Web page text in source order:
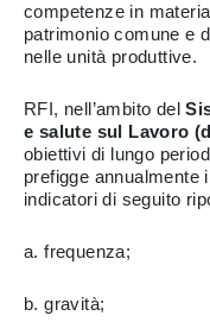
competenze in
patrimonio comune e
nelle unità produttive.
RFI, nell’ambito del
e salute sul Lavoro
obiettivi di lungo
prefigge annualmente
indicatori di seguito
a. frequenza;
b. gravità;